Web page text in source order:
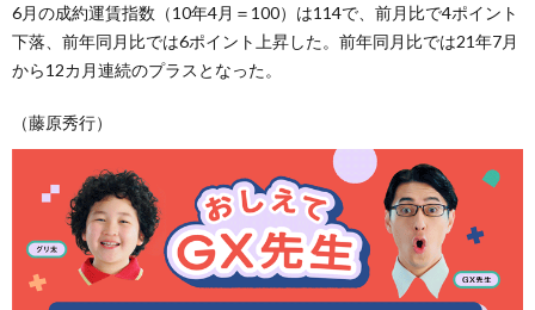
6月の成約運賃指数（10年4月＝100）は114で、前月比で4ポイント
下落、前年同月比では6ポイント上昇した。前年同月比では21年7月
から12カ月連続のプラスとなった。
（藤原秀行）